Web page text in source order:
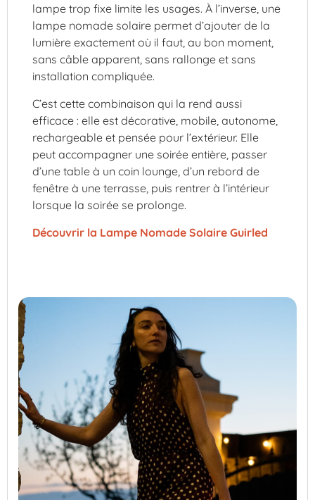
lampe trop fixe limite les usages. À l’inverse, une
lampe nomade solaire permet d’ajouter de la
lumière exactement où il faut, au bon moment,
sans câble apparent, sans rallonge et sans
installation compliquée.
C’est cette combinaison qui la rend aussi
efficace : elle est décorative, mobile, autonome,
rechargeable et pensée pour l’extérieur. Elle
peut accompagner une soirée entière, passer
d’une table à un coin lounge, d’un rebord de
fenêtre à une terrasse, puis rentrer à l’intérieur
lorsque la soirée se prolonge.
Découvrir la Lampe Nomade Solaire Guirled